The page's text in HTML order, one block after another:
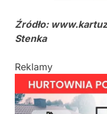
Źródło:
Stenka
Reklamy